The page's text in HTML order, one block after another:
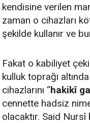
kendisine verilen
zaman o cihazları
şekilde kullanır ve
Fakat o kabiliyet
kulluk toprağı
cihazlarını “hakikî
cennette hadsiz
olacaktır. Said Nursî